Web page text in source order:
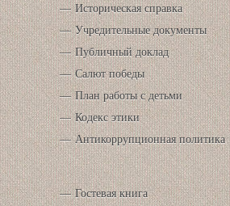
Историческая справка
Учредительные документы
Публичный доклад
Салют победы
План работы с детьми
Кодекс этики
Антикоррупционная политика
Гостевая книга